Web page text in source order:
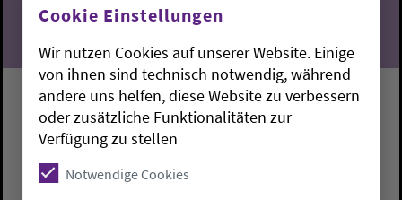
Männergruppe
Kreispfarrer Dr. Muther über die Zukunft des
Kirchenkreises
Cookie Einstellungen
Wir nutzen Cookies auf unserer Website. Einige
von ihnen sind technisch notwendig, während
andere uns helfen, diese Website zu verbessern
oder zusätzliche Funktionalitäten zur
Verfügung zu stellen
Notwendige Cookies